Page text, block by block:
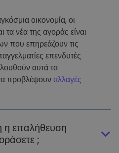
οικονομία, οι
τα νέα της αγοράς είναι
που επηρεάζουν τις
επενδυτές
αυτά τα
προβλέψουναλλαγές
η επαλήθευση
;